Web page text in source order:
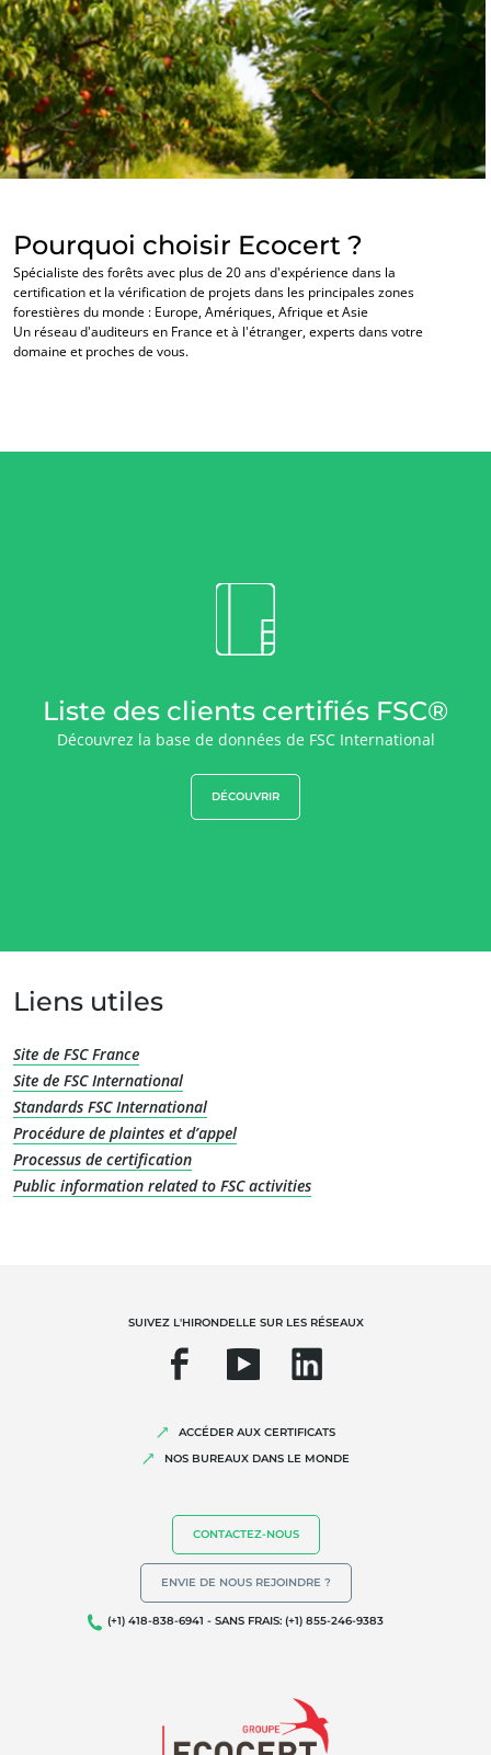
Agroalimentaire
Cosmétique
Textile
NOS EXPERTISES
Agriculture biologique
Commerce équitable
Allégations environnementales
Pourquoi choisir Ecocert ?
Spécialiste des forêts avec plus de 20 ans d'expérience dans la
certification et la vérification de projets dans les principales zones
forestières du monde : Europe, Amériques, Afrique et Asie
Un réseau d'auditeurs en France et à l'étranger, experts dans votre
domaine et proches de vous.
Liste des clients certifiés FSC®
Découvrez la base de données de FSC International
DÉCOUVRIR
Liens utiles
Site de FSC France
Site de FSC International
Standards FSC International
Procédure de plaintes et d’appel
Processus de certification
Public information related to FSC activities
SUIVEZ L'HIRONDELLE SUR LES RÉSEAUX
ACCÉDER AUX CERTIFICATS
NOS BUREAUX DANS LE MONDE
CONTACTEZ-NOUS
ENVIE DE NOUS REJOINDRE ?
(+1) 418-838-6941 - SANS FRAIS: (+1) 855-246-9383